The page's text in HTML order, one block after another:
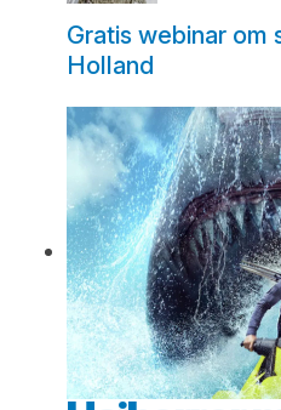
Gratis webinar om
Holland